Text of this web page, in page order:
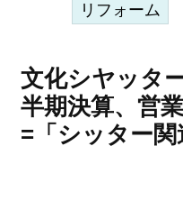
リフォーム
文化シヤッタ
半期決算、営
=「シッター